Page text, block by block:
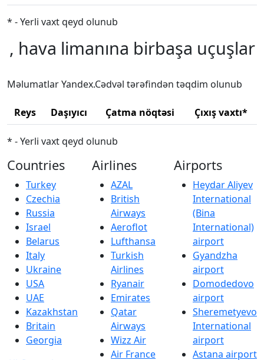
* - Yerli vaxt qeyd olunub
, hava limanına birbaşa uçuşlar
Məlumatlar Yandex.Cədvəl tərəfindən təqdim olunub
Reys Daşıyıcı Çatma nöqtəsi Çıxış vaxtı*
* - Yerli vaxt qeyd olunub
Countries
Turkey
Czechia
Russia
Israel
Belarus
Italy
Ukraine
USA
UAE
Kazakhstan
Britain
Georgia
Airlines
AZAL
British
Airways
Aeroflot
Lufthansa
Turkish
Airlines
Ryanair
Emirates
Qatar
Airways
Wizz Air
Air France
Airports
Heydar Aliyev
International
(Bina
International)
airport
Gyandzha
airport
Domodedovo
airport
Sheremetyevo
International
airport
Astana airport